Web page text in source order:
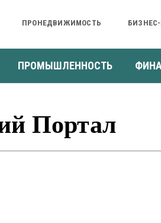
ПРОНЕДВИЖИМОСТЬ
ПРОМЫШЛЕННОСТЬ
Портал